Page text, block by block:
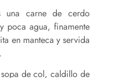
carne de cerdo
poca agua, finamente
en manteca y servida
sopa de col, caldillo de